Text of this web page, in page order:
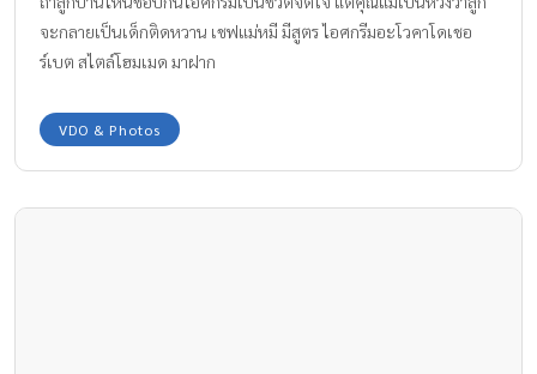
จะกลายเป็นเด็กติดหวาน เชฟแม่หมี มีสูตร ไอศกรีมอะโวคาโดเชอ
ร์เบต สไตล์โฮมเมด มาฝาก
VDO & Photos